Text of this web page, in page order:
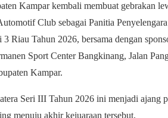
Kampar kembali membuat gebrakan
Club sebagai Panitia
Riau Tahun 2026, bersama dengan
Sport Center Bangkinang, Jalan
Kampar.
Seri III Tahun 2026 ini menjadi ajang
menuju akhir kejuaraan tersebut.